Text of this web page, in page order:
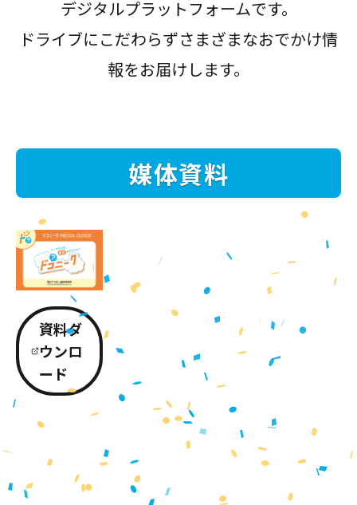
デジタルプラットフォームです。
ドライブにこだわらずさまざまなおでかけ情
報をお届けします。
媒体資料
資料ダ
ウンロ
ード